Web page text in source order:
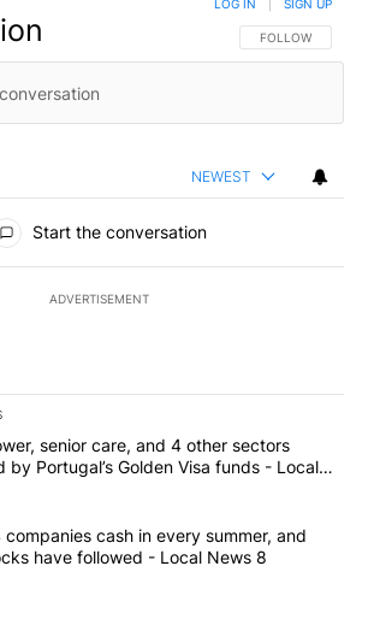
FOLLOW THIS
FOLLOW
LOG IN SIGN UP
NEWEST
Start the conversation
ADVERTISEMENT
of the most commented articles in the last
"Solar power, senior care, and 4 other
senior care, and 4 other sectors
by Portugal’s Golden Visa funds - Local
"These 4 companies cash in every
companies cash in every summer, and
have followed - Local News 8